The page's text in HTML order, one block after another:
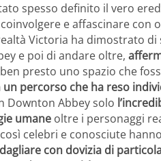
spesso definito il vero
e affascinare con
Victoria ha dimostrato
e poi di andare oltre,
presto uno spazio che
un percorso che ha reso
Downton Abbey solo
umane oltre i personaggi
celebri e conosciute
con dovizia di